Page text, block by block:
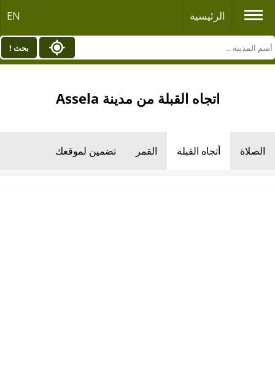
الرئيسية EN
بحث !
اتجاه القبلة من مدينة Assela
الصلاة أتجاه القبلة القمر تضمين لموقعك